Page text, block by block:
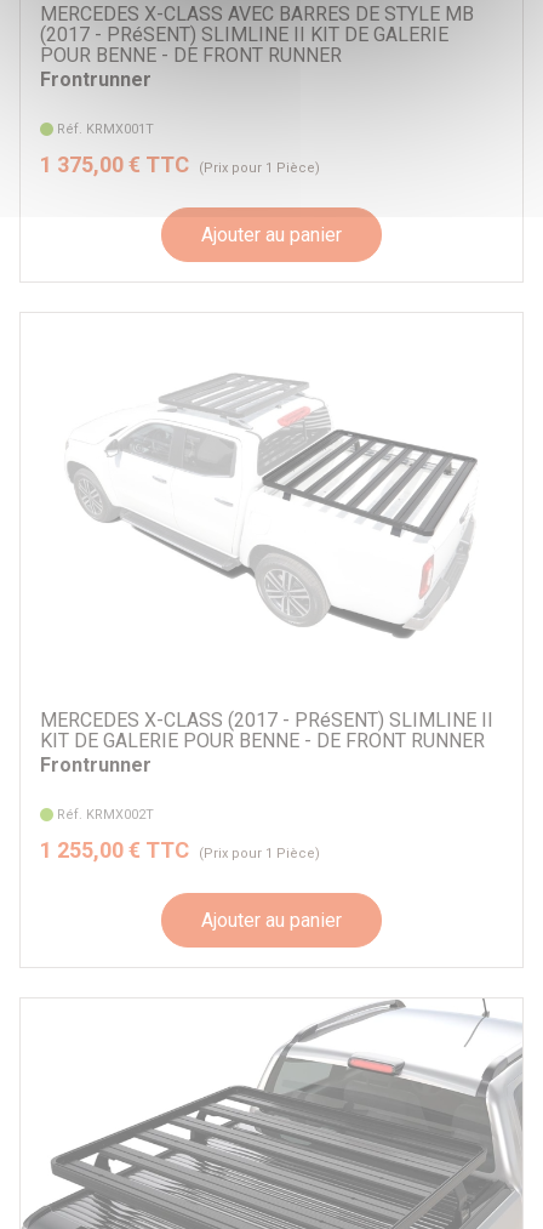
MERCEDES X-CLASS AVEC BARRES DE STYLE MB
(2017 - PRéSENT) SLIMLINE II KIT DE GALERIE
POUR BENNE - DE FRONT RUNNER
Frontrunner
Réf. KRMX001T
1 375,00 € TTC (Prix pour 1 Pièce)
Ajouter au panier
MERCEDES X-CLASS (2017 - PRéSENT) SLIMLINE II
KIT DE GALERIE POUR BENNE - DE FRONT RUNNER
Frontrunner
Réf. KRMX002T
1 255,00 € TTC (Prix pour 1 Pièce)
Ajouter au panier